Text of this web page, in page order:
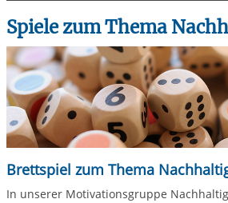
Spiele zum Thema
Brettspiel zum Thema
In unserer Motivationsgruppe